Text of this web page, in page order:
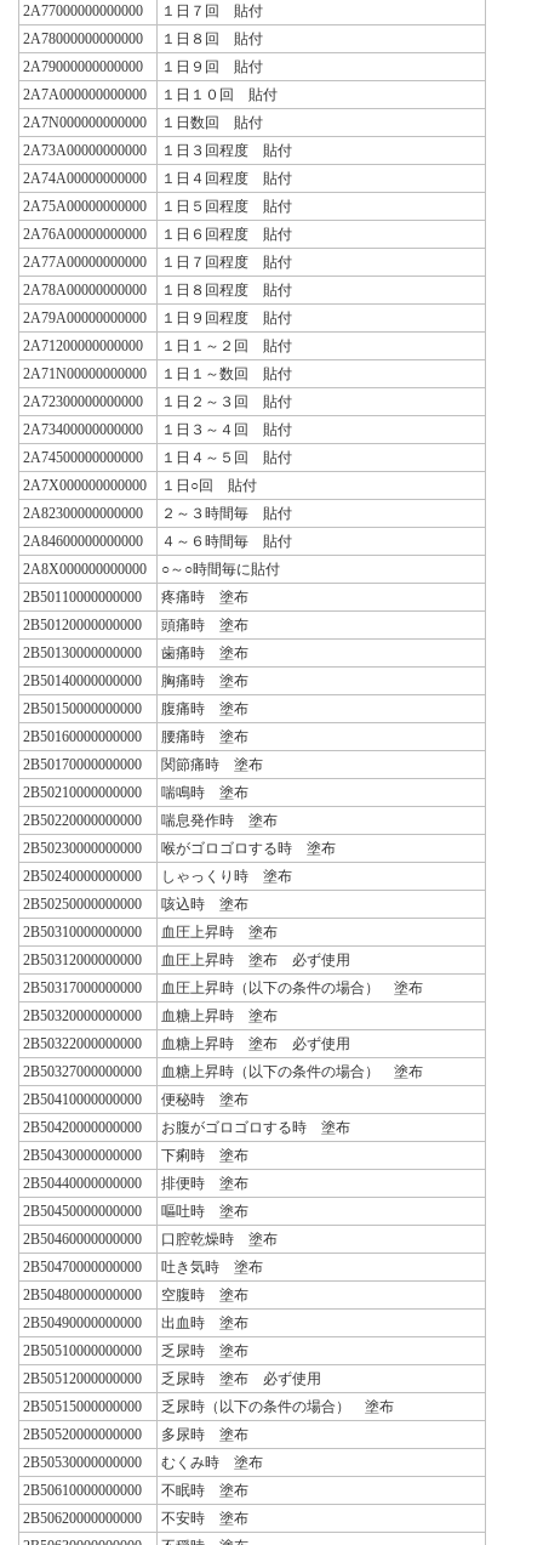
2A77000000000000
１日７回 貼付
2A78000000000000
１日８回 貼付
2A79000000000000
１日９回 貼付
2A7A000000000000
１日１０回 貼付
2A7N000000000000
１日数回 貼付
2A73A00000000000
１日３回程度 貼付
2A74A00000000000
１日４回程度 貼付
2A75A00000000000
１日５回程度 貼付
2A76A00000000000
１日６回程度 貼付
2A77A00000000000
１日７回程度 貼付
2A78A00000000000
１日８回程度 貼付
2A79A00000000000
１日９回程度 貼付
2A71200000000000
１日１～２回 貼付
2A71N00000000000
１日１～数回 貼付
2A72300000000000
１日２～３回 貼付
2A73400000000000
１日３～４回 貼付
2A74500000000000
１日４～５回 貼付
2A7X000000000000
１日○回 貼付
2A82300000000000
２～３時間毎 貼付
2A84600000000000
４～６時間毎 貼付
2A8X000000000000
○～○時間毎に貼付
2B50110000000000
疼痛時 塗布
2B50120000000000
頭痛時 塗布
2B50130000000000
歯痛時 塗布
2B50140000000000
胸痛時 塗布
2B50150000000000
腹痛時 塗布
2B50160000000000
腰痛時 塗布
2B50170000000000
関節痛時 塗布
2B50210000000000
喘鳴時 塗布
2B50220000000000
喘息発作時 塗布
2B50230000000000
喉がゴロゴロする時 塗布
2B50240000000000
しゃっくり時 塗布
2B50250000000000
咳込時 塗布
2B50310000000000
血圧上昇時 塗布
2B50312000000000
血圧上昇時 塗布 必ず使用
2B50317000000000
血圧上昇時（以下の条件の場合） 塗布
2B50320000000000
血糖上昇時 塗布
2B50322000000000
血糖上昇時 塗布 必ず使用
2B50327000000000
血糖上昇時（以下の条件の場合） 塗布
2B50410000000000
便秘時 塗布
2B50420000000000
お腹がゴロゴロする時 塗布
2B50430000000000
下痢時 塗布
2B50440000000000
排便時 塗布
2B50450000000000
嘔吐時 塗布
2B50460000000000
口腔乾燥時 塗布
2B50470000000000
吐き気時 塗布
2B50480000000000
空腹時 塗布
2B50490000000000
出血時 塗布
2B50510000000000
乏尿時 塗布
2B50512000000000
乏尿時 塗布 必ず使用
2B50515000000000
乏尿時（以下の条件の場合） 塗布
2B50520000000000
多尿時 塗布
2B50530000000000
むくみ時 塗布
2B50610000000000
不眠時 塗布
2B50620000000000
不安時 塗布